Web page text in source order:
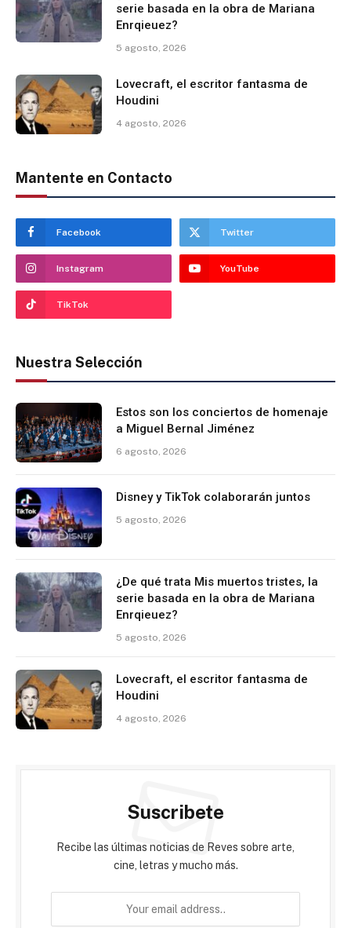
serie basada en la obra de Mariana
Enrqieuez?
5 agosto, 2026
Lovecraft, el escritor fantasma de
Houdini
4 agosto, 2026
Mantente en Contacto
Facebook Twitter
Instagram YouTube
TikTok
Nuestra Selección
Estos son los conciertos de homenaje
a Miguel Bernal Jiménez
6 agosto, 2026
Disney y TikTok colaborarán juntos
5 agosto, 2026
¿De qué trata Mis muertos tristes, la
serie basada en la obra de Mariana
Enrqieuez?
5 agosto, 2026
Lovecraft, el escritor fantasma de
Houdini
4 agosto, 2026
Suscribete
Recibe las últimas noticias de Reves sobre arte,
cine, letras y mucho más.